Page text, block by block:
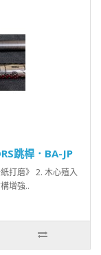
跳桿．BA-JP
打磨》 2. 木心殖入
增強..